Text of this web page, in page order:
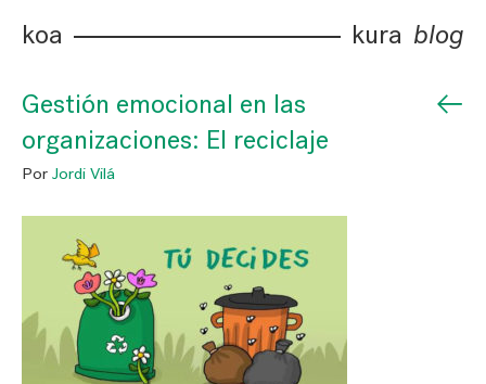
koa kura blog
Gestión emocional en las
organizaciones: El reciclaje
←
Por Jordi Vilá